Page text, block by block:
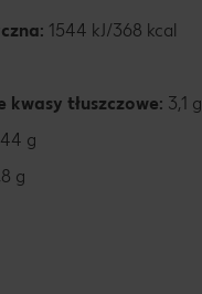
1544 kJ/368 kcal
kwasy tłuszczowe: 3,1 g
44 g
g